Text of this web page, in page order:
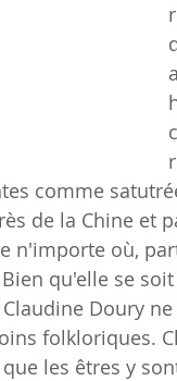
comme
de la Chine et
n'importe où,
qu'elle se
Doury
folkloriques.
les êtres y